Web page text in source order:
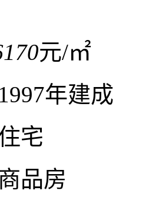
元/㎡
1997年建成
宅
品房